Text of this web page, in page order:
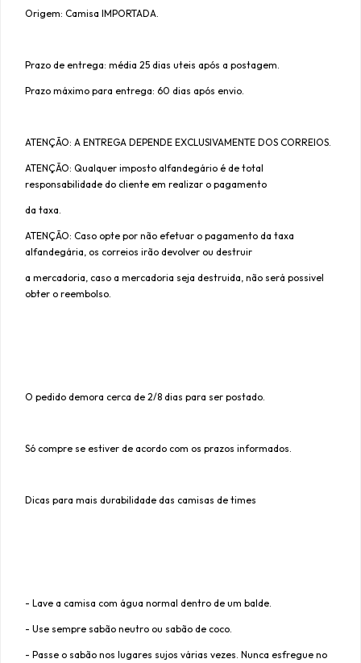
Origem: Camisa IMPORTADA.
Prazo de entrega: média 25 dias uteis após a postagem.
Prazo máximo para entrega: 60 dias após envio.
ATENÇÃO: A ENTREGA DEPENDE EXCLUSIVAMENTE DOS CORREIOS.
ATENÇÃO: Qualquer imposto alfandegário é de total
responsabilidade do cliente em realizar o pagamento
da taxa.
ATENÇÃO: Caso opte por não efetuar o pagamento da taxa
alfandegária, os correios irão devolver ou destruir
a mercadoria, caso a mercadoria seja destruida, não será possivel
obter o reembolso.
O pedido demora cerca de 2/8 dias para ser postado.
Só compre se estiver de acordo com os prazos informados.
Dicas para mais durabilidade das camisas de times
- Lave a camisa com água normal dentro de um balde.
- Use sempre sabão neutro ou sabão de coco.
- Passe o sabão nos lugares sujos várias vezes. Nunca esfregue no